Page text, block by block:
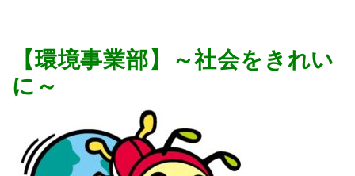
【環境事業部】～社会をきれい
に～